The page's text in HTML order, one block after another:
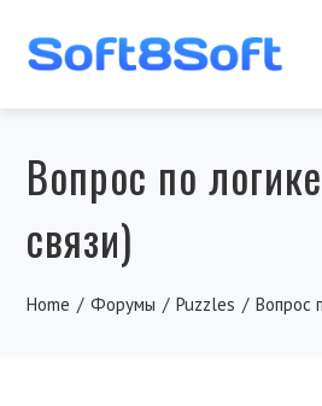
Вопрос по
связи)
Home Форумы Puzzles Вопрос